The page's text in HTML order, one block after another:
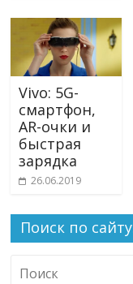
Vivo: 5G-
смартфон,
AR-очки и
быстрая
зарядка
26.06.2019
Поиск по